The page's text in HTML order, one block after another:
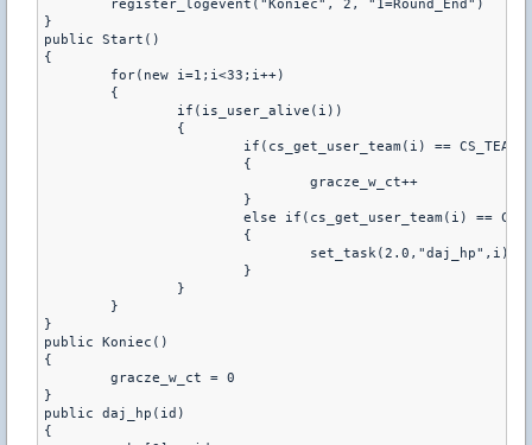
}
public Start()
{
}
public Koniec()
{
}
public daj_hp(id)
{